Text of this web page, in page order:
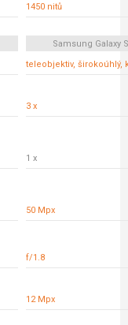
1450 nitů
Samsung Galaxy
teleobjektiv, širokoúhlý,
3 x
1 x
50 Mpx
f/1.8
12 Mpx